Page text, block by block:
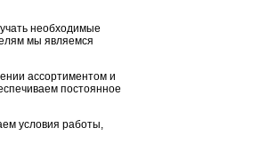
необходимые
мы являемся
ассортиментом и
постоянное
условия работы,